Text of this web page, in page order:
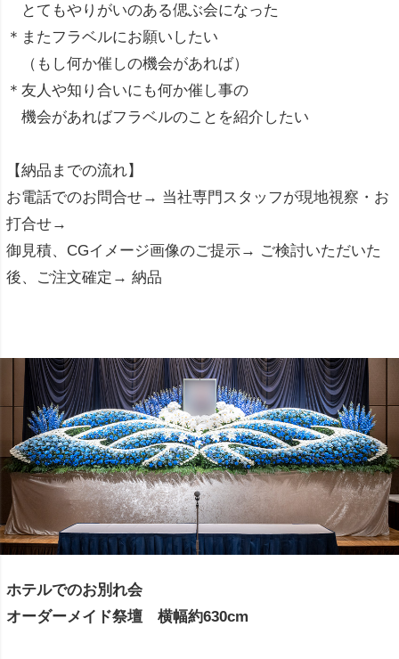
とてもやりがいのある偲ぶ会になった
＊またフラベルにお願いしたい
（もし何か催しの機会があれば）
＊友人や知り合いにも何か催し事の
機会があればフラベルのことを紹介したい
【納品までの流れ】
お電話でのお問合せ→ 当社専門スタッフが現地視察・お
打合せ→
御見積、CGイメージ画像のご提示→ ご検討いただいた
後、ご注文確定→ 納品
ホテルでのお別れ会
オーダーメイド祭壇 横幅約630cm